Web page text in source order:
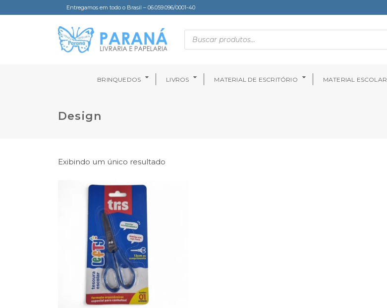
Entregamos em todo o Brasil – 06.059.096/0001-40
BRINQUEDOS LIVROS MATERIAL DE ESCRITÓRIO MATERIAL ESCOLAR
Design
Exibindo um único resultado